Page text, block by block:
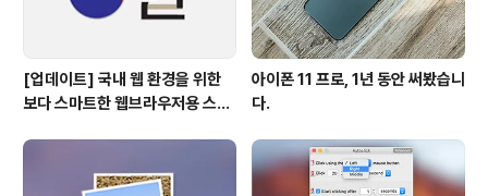
[업데이트] 국내 웹 환경을 위한
보다 스마트한 웹브라우저용 스타
아이폰 11 프로, 1년 동안 써봤습니
다.